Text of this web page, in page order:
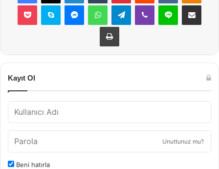
Pocket Skype MessengerWhatsAppTelegramViber Line E-Posta ile
Yazdır
Kayıt Ol
Unuttunuz mu?
Beni hatırla